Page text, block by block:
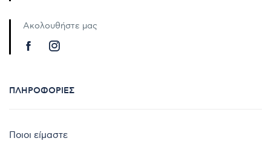
Ακολουθήστε μας
ΠΛΗΡΟΦΟΡΊΕΣ
Ποιοι είμαστε